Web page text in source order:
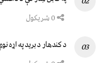
د کندهار د برید په اړه